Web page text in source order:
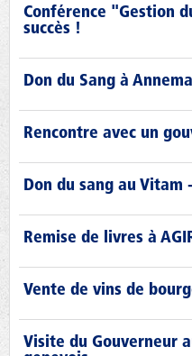
Conférence "Gestion
succès !
Don du Sang à
Rencontre avec un
Don du sang au Vitam
Remise de livres à
Vente de vins de
Visite du Gouverneur